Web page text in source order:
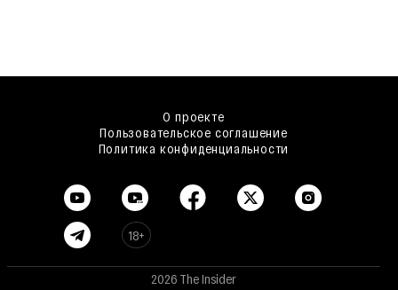
О проекте
Пользовательское соглашение
Политика конфиденциальности
18+
2026 The Insider